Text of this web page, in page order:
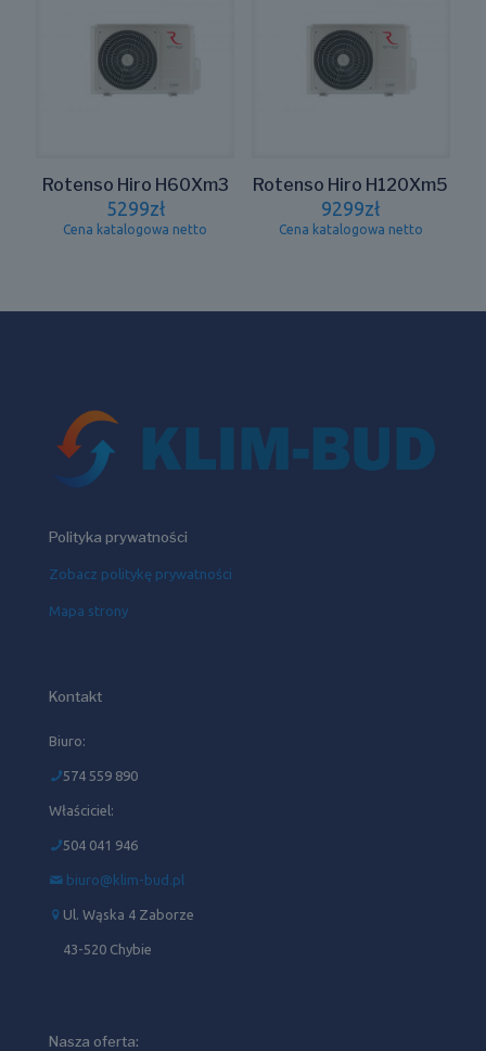
Rotenso Hiro H60Xm3
5299zł
Cena katalogowa netto
Rotenso Hiro H120Xm5
9299zł
Cena katalogowa netto
Polityka prywatności
Zobacz politykę prywatności
Mapa strony
Kontakt
Biuro:
574 559 890
Właściciel:
504 041 946‬
biuro@klim-bud.pl
Ul. Wąska 4 Zaborze
43-520 Chybie
Nasza oferta: